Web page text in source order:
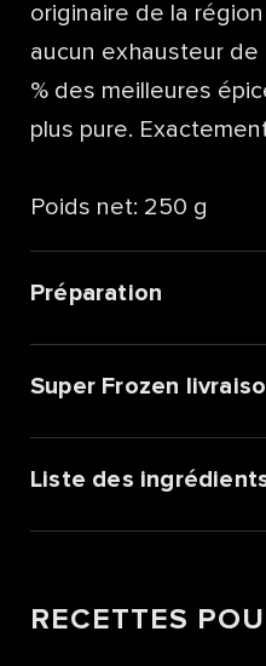
originaire de la
aucun exhausteur de
% des meilleures
plus pure.
Poids net: 250 g
Préparation
Super Frozen
Liste des
RECETTES